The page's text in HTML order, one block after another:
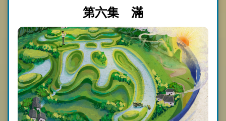
第六集 滿